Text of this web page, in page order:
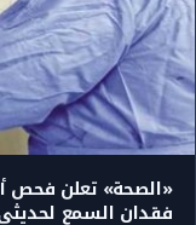
فقدان السمع لحديثي